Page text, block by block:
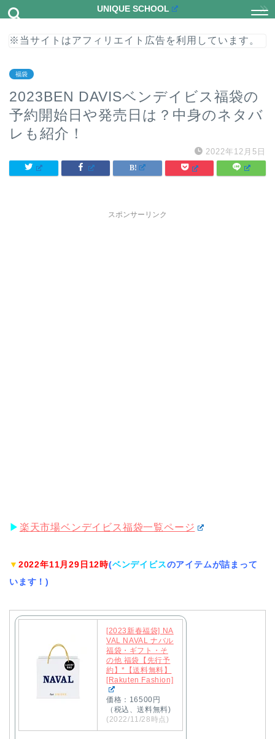
UNIQUE SCHOOL
※当サイトはアフィリエイト広告を利用しています。
福袋
2023BEN DAVISベンデイビス福袋の
予約開始日や発売日は？中身のネタバ
レも紹介！
2022年12月5日
スポンサーリンク
▶︎ 楽天市場ベンデイビス福袋一覧ページ
▼ 2022年11月29日12時(ベンデイビスのアイテムが詰まって
います！)
[2023新春福袋] NA
VAL NAVAL ナバル
福袋・ギフト・そ
の他 福袋【先行予
約】*【送料無料】
[Rakuten Fashion]
価格：16500円
（税込、送料無料)
(2022/11/28時点)